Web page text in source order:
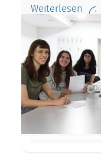
Weiterlesen